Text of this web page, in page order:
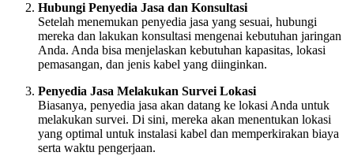
Hubungi Penyedia Jasa dan Konsultasi
Setelah menemukan penyedia jasa yang sesuai, hubungi
mereka dan lakukan konsultasi mengenai kebutuhan jaringan
Anda. Anda bisa menjelaskan kebutuhan kapasitas, lokasi
pemasangan, dan jenis kabel yang diinginkan.
Penyedia Jasa Melakukan Survei Lokasi
Biasanya, penyedia jasa akan datang ke lokasi Anda untuk
melakukan survei. Di sini, mereka akan menentukan lokasi
yang optimal untuk instalasi kabel dan memperkirakan biaya
serta waktu pengerjaan.